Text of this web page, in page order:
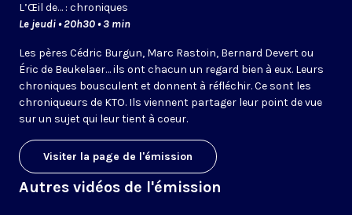
L’Œil de… : chroniques
Le jeudi • 20h30 • 3 min
Les pères Cédric Burgun, Marc Rastoin, Bernard Devert ou
Éric de Beukelaer… ils ont chacun un regard bien à eux. Leurs
chroniques bousculent et donnent à réfléchir. Ce sont les
chroniqueurs de KTO. Ils viennent partager leur point de vue
sur un sujet qui leur tient à coeur.
Visiter la page de l'émission
Autres vidéos de l'émission